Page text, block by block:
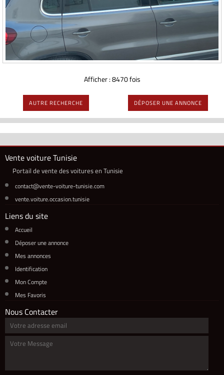
Afficher : 8470 fois
AUTRE RECHERCHE DÉPOSER UNE ANNONCE
Vente voiture Tunisie
Portail de vente des voitures en Tunisie
contact@vente-voiture-tunisie.com
vente.voiture.occasion.tunisie
Liens du site
Accueil
Déposer une annonce
Mes annonces
Identification
Mon Compte
Mes Favoris
Nous Contacter